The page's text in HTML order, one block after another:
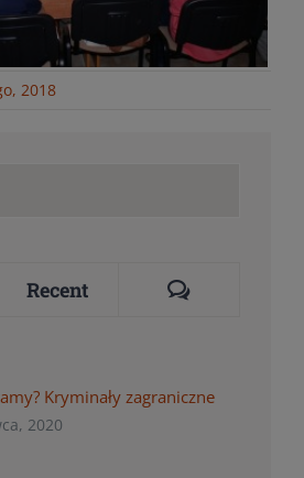
2018
Recent Comments
Kryminały zagraniczne
2020